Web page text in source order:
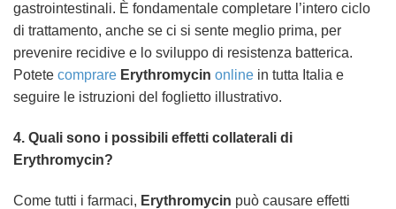
gastrointestinali. È fondamentale completare l’intero ciclo
di trattamento, anche se ci si sente meglio prima, per
prevenire recidive e lo sviluppo di resistenza batterica.
Potete comprare Erythromycin online in tutta Italia e
seguire le istruzioni del foglietto illustrativo.
4. Quali sono i possibili effetti collaterali di
Erythromycin?
Come tutti i farmaci, Erythromycin può causare effetti